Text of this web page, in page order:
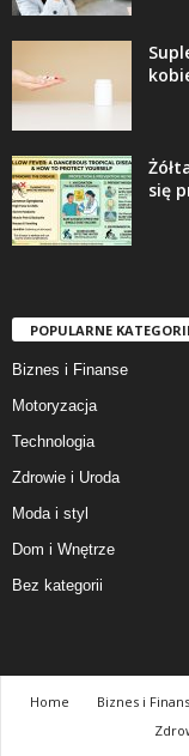
się
POPULARNE
Biznes i Finanse
Motoryzacja
Technologia
Zdrowie i Uroda
Moda i styl
Dom i Wnętrze
Bez kategorii
Home Biznes i